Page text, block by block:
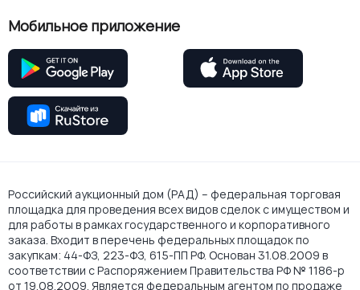
Мобильное приложение
Российский аукционный дом (РАД) – федеральная торговая
площадка для проведения всех видов сделок с имуществом и
для работы в рамках государственного и корпоративного
заказа. Входит в перечень федеральных площадок по
закупкам: 44-ФЗ, 223-ФЗ, 615-ПП РФ. Основан 31.08.2009 в
соответствии с Распоряжением Правительства РФ № 1186-р
от 19.08.2009. Является федеральным агентом по продаже